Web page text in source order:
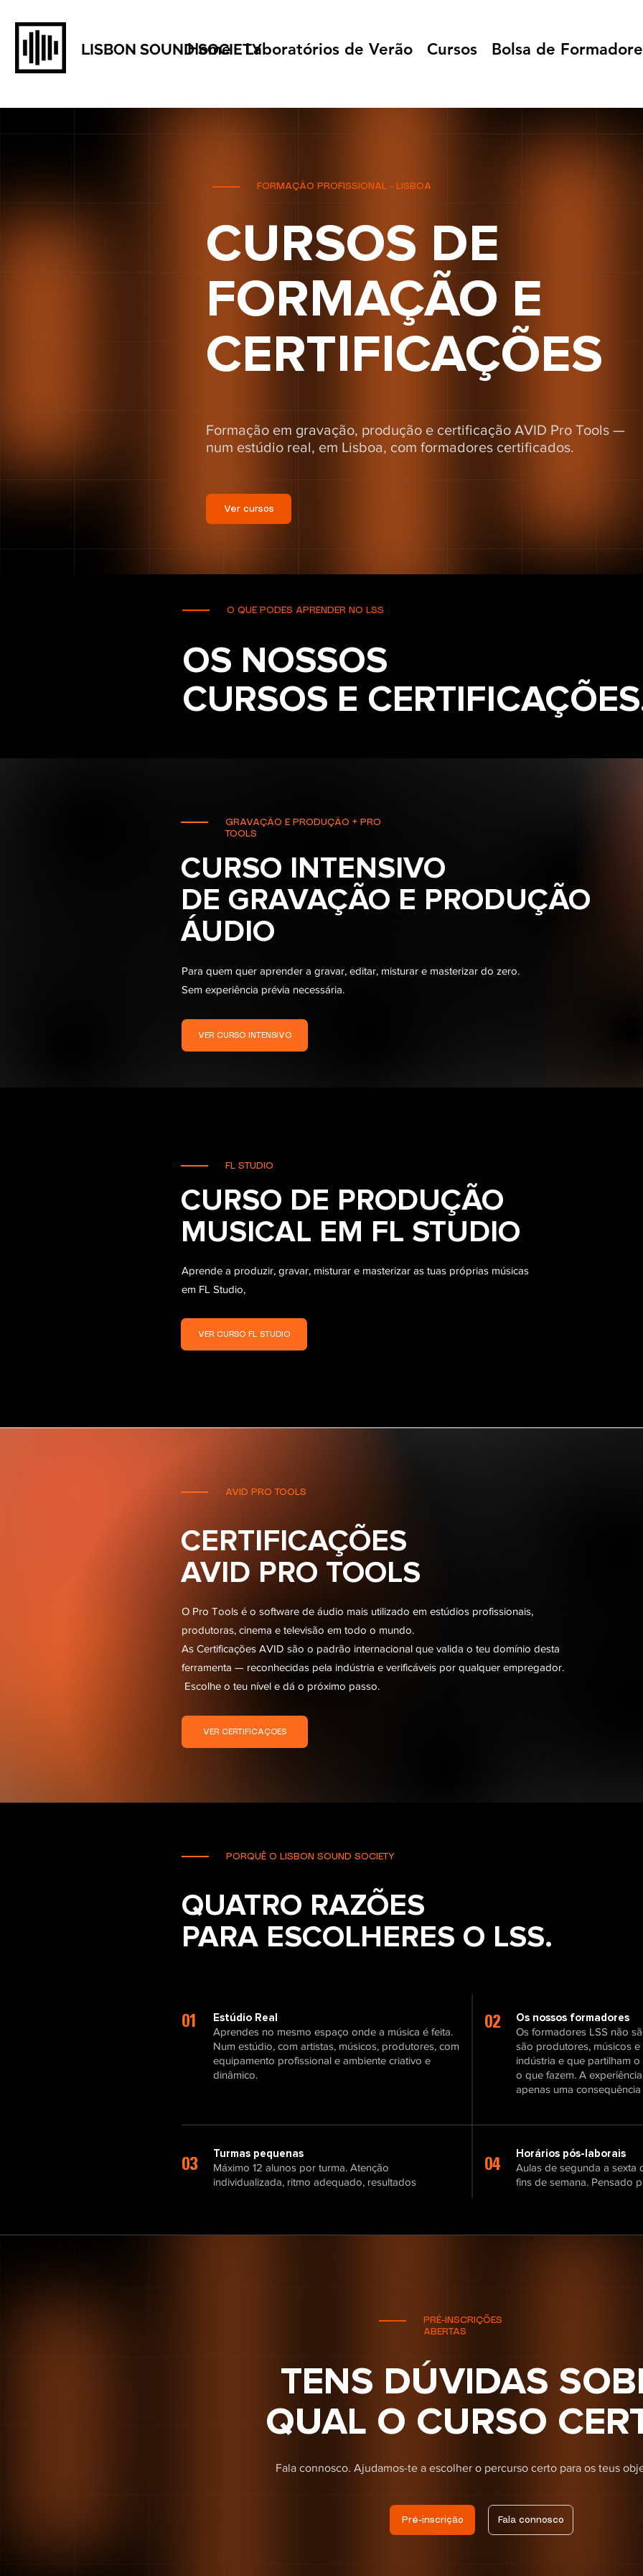
LISBON SOUND SOCIETY
Home Laboratórios de Verão Cursos Bolsa de
FORMAÇÃO PROFISSIONAL - LISBOA
CURSOS DE
FORMAÇÃO E
CERTIFICAÇÕES
Formação em gravação, produção e certificação AVID Pro Tools —
num estúdio real, em Lisboa, com formadores certificados.
Ver cursos
O QUE PODES APRENDER NO LSS
OS NOSSOS
CURSOS E
GRAVAÇÃO E PRODUÇÃO + PRO
TOOLS
CURSO INTENSIVO
DE GRAVAÇÃO E PRODUÇÃO
ÁUDIO
Para quem quer aprender a gravar, editar, misturar e masterizar do zero.
Sem experiência prévia necessária.
VER CURSO INTENSIVO
FL STUDIO
CURSO DE PRODUÇÃO
MUSICAL EM FL STUDIO
Aprende a produzir, gravar, misturar e masterizar as tuas próprias músicas
em FL Studio,
VER CURSO FL STUDIO
AVID PRO TOOLS
CERTIFICAÇÕES
AVID PRO TOOLS
O Pro Tools é o software de áudio mais utilizado em estúdios profissionais,
produtoras, cinema e televisão em todo o mundo.
As Certificações AVID são o padrão internacional que valida o teu domínio desta
ferramenta — reconhecidas pela indústria e verificáveis por qualquer empregador.
Escolhe o teu nível e dá o próximo passo.
VER CERTIFICAÇÕES
PORQUÊ O LISBON SOUND SOCIETY
QUATRO RAZÕES
PARA ESCOLHERES O LSS.
01 Estúdio Real
Aprendes no mesmo espaço onde a música é feita.
Num estúdio, com artistas, músicos, produtores, com
equipamento profissional e ambiente criativo e
dinâmico.
02 Os nossos formadores
Os formadores LSS não
são produtores, músicos
indústria e que partilham
o que fazem. A
apenas uma consequência
03
Turmas pequenas
Máximo 12 alunos por turma. Atenção
individualizada, ritmo adequado, resultados
04
Horários pós-laborais
Aulas de segunda a sexta
fins de semana. Pensado
PRÉ-INSCRIÇÕES
ABERTAS
TENS DÚVIDAS
QUAL O CURSO
Fala connosco. Ajudamos-te a escolher o percurso certo para os teus
Pré-inscrição Fala connosco